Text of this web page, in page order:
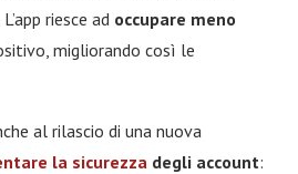
riesce ad occupare meno
migliorando così le
al rilascio di una nuova
la sicurezza degli account: